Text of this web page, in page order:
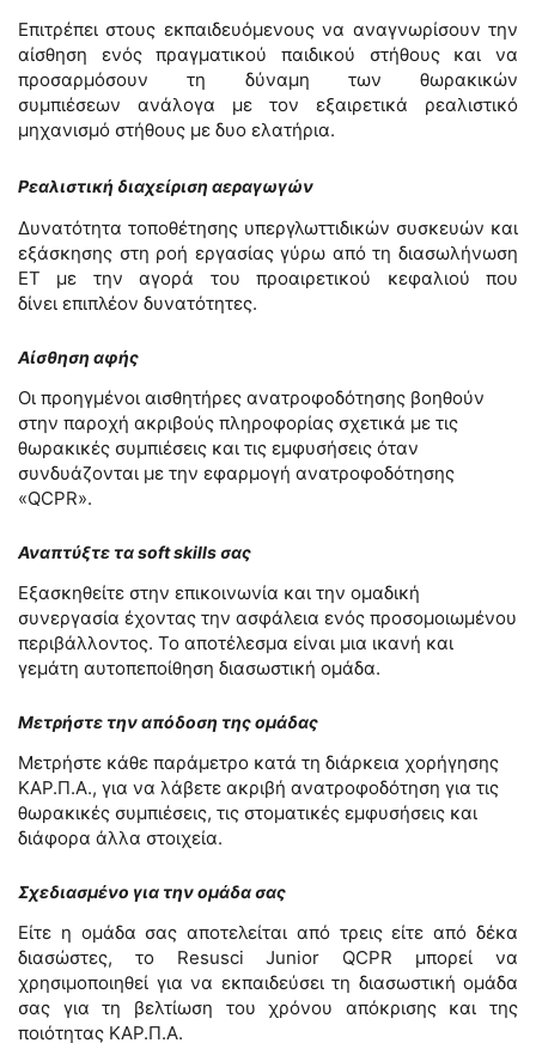
Επιτρέπει στους εκπαιδευόμενους να αναγνωρίσουν την
αίσθηση ενός πραγματικού παιδικού στήθους και να
προσαρμόσουν τη δύναμη των θωρακικών
συμπιέσεων ανάλογα με τον εξαιρετικά ρεαλιστικό
μηχανισμό στήθους με δυο ελατήρια.
Ρεαλιστική διαχείριση αεραγωγών
Δυνατότητα τοποθέτησης υπεργλωττιδικών συσκευών και
εξάσκησης στη ροή εργασίας γύρω από τη διασωλήνωση
ET με την αγορά του προαιρετικού κεφαλιού που
δίνει επιπλέον δυνατότητες.
Αίσθηση αφής
Οι προηγμένοι αισθητήρες ανατροφοδότησης βοηθούν
στην παροχή ακριβούς πληροφορίας σχετικά με τις
θωρακικές συμπιέσεις και τις εμφυσήσεις όταν
συνδυάζονται με την εφαρμογή ανατροφοδότησης
«QCPR».
Αναπτύξτε τα soft skills σας
Εξασκηθείτε στην επικοινωνία και την ομαδική
συνεργασία έχοντας την ασφάλεια ενός προσομοιωμένου
περιβάλλοντος. Το αποτέλεσμα είναι μια ικανή και
γεμάτη αυτοπεποίθηση διασωστική ομάδα.
Μετρήστε την απόδοση της ομάδας
Μετρήστε κάθε παράμετρο κατά τη διάρκεια χορήγησης
ΚΑΡ.Π.Α., για να λάβετε ακριβή ανατροφοδότηση για τις
θωρακικές συμπιέσεις, τις στοματικές εμφυσήσεις και
διάφορα άλλα στοιχεία.
Σχεδιασμένο για την ομάδα σας
Είτε η ομάδα σας αποτελείται από τρεις είτε από δέκα
διασώστες, το Resusci Junior QCPR μπορεί να
χρησιμοποιηθεί για να εκπαιδεύσει τη διασωστική ομάδα
σας για τη βελτίωση του χρόνου απόκρισης και της
ποιότητας ΚΑΡ.Π.Α.